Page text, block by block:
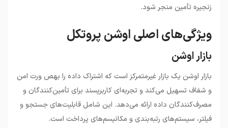
زنجیره تأمین منجر شود.
ویژگی‌های اصلی اوشن پروتکل
بازار اوشن
بازار اوشن یک بازار غیرمتمرکز است که اشتراک داده را بهص ورت امن
و شفاف تسهیل می‌کند و تجربه‌ای کاربرپسند برای تأمین‌کنندگان و
مصرف‌کنندگان داده ارائه می‌دهد. این شامل قابلیت‌های جستجو و
فیلتر، سیستم‌های رتبه‌بندی و مکانیسم‌های پرداخت است.